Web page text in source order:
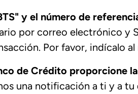
y el número de
por correo electrónico y
Por favor, indícalo
de Crédito proporcione
una notificación a ti y a